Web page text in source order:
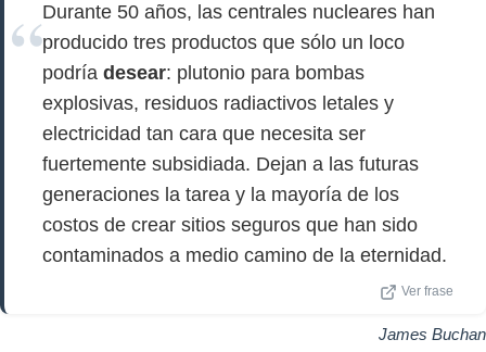
Durante 50 años, las centrales nucleares han
producido tres productos que sólo un loco
podría desear: plutonio para bombas
explosivas, residuos radiactivos letales y
electricidad tan cara que necesita ser
fuertemente subsidiada. Dejan a las futuras
generaciones la tarea y la mayoría de los
costos de crear sitios seguros que han sido
contaminados a medio camino de la eternidad.
Ver frase
James Buchan